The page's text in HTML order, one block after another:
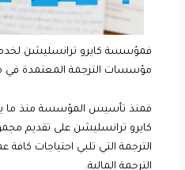
فمؤسسة كايرو ترانسليشن
مؤسسات الترجمة المعتمدة في
كايرو ترانسليشن على تقديم
الترجمة التي تلبي احتياجات
الترجمة المالية.